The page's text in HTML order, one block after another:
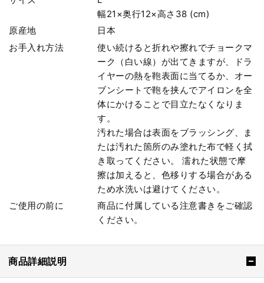
幅21×奥行12×高さ38 (cm)
原産地
日本
お手入れ方法
使い続けると折れや擦れでチョークマ
ーク（白い線）が出てきますが、ドラ
イヤーの熱を鞄表面に当てるか、オー
ブンシートで鞄を挟んでアイロンを全
体にかけることで目立たなくなりま
す。
汚れた場合は表面をブラッシング、ま
たは汚れた箇所のみ塗れた布で軽く拭
き取ってください。 濡れた状態で摩
擦は加えると、色移りする場合がある
ため水洗いは避けてください。
ご使用の前に
商品に付属している注意書きをご確認
ください。
商品詳細説明